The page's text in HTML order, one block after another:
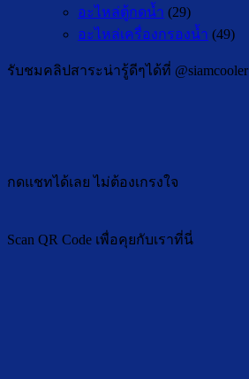
อะไหล่ตู้กดน้ำ (29)
อะไหล่เครื่องกรองน้ำ (49)
รับชมคลิปสาระน่ารู้ดีๆได้ที่ @siamcooler
กดแชทได้เลย ไม่ต้องเกรงใจ
Scan QR Code เพื่อคุยกับเราที่นี่